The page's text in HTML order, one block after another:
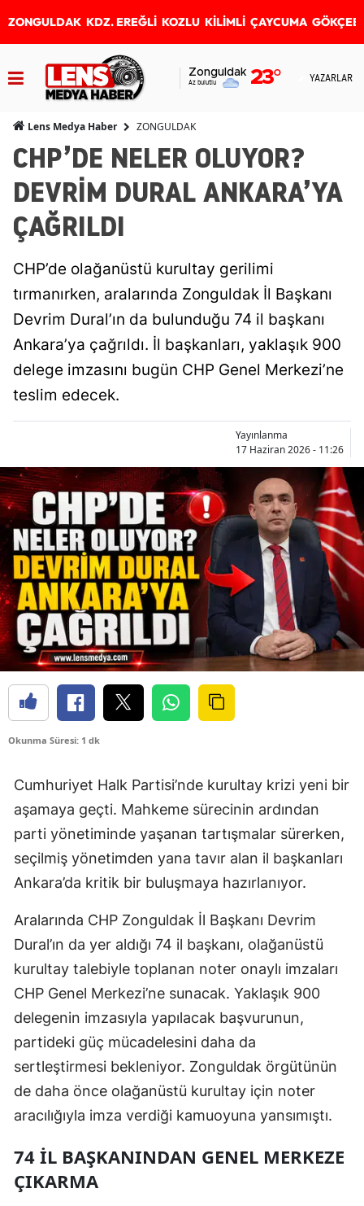
ZONGULDAK KDZ. EREĞLİ KOZLU KİLİMLİ ÇAYCUMA
Zonguldak
Az bulutlu 23° YAZARLAR
Lens Medya Haber ZONGULDAK
CHP’DE NELER OLUYOR?
DEVRİM DURAL ANKARA’YA
ÇAĞRILDI
CHP’de olağanüstü kurultay gerilimi
tırmanırken, aralarında Zonguldak İl Başkanı
Devrim Dural’ın da bulunduğu 74 il başkanı
Ankara’ya çağrıldı. İl başkanları, yaklaşık 900
delege imzasını bugün CHP Genel Merkezi’ne
teslim edecek.
Yayınlanma
17 Haziran 2026 - 11:26
Okunma Süresi: 1 dk
Cumhuriyet Halk Partisi’nde kurultay krizi yeni bir
aşamaya geçti. Mahkeme sürecinin ardından
parti yönetiminde yaşanan tartışmalar sürerken,
seçilmiş yönetimden yana tavır alan il başkanları
Ankara’da kritik bir buluşmaya hazırlanıyor.
Aralarında CHP Zonguldak İl Başkanı Devrim
Dural’ın da yer aldığı 74 il başkanı, olağanüstü
kurultay talebiyle toplanan noter onaylı imzaları
CHP Genel Merkezi’ne sunacak. Yaklaşık 900
delegenin imzasıyla yapılacak başvurunun,
partideki güç mücadelesini daha da
sertleştirmesi bekleniyor. Zonguldak örgütünün
de daha önce olağanüstü kurultay için noter
aracılığıyla imza verdiği kamuoyuna yansımıştı.
74 İL BAŞKANINDAN GENEL MERKEZE
ÇIKARMA